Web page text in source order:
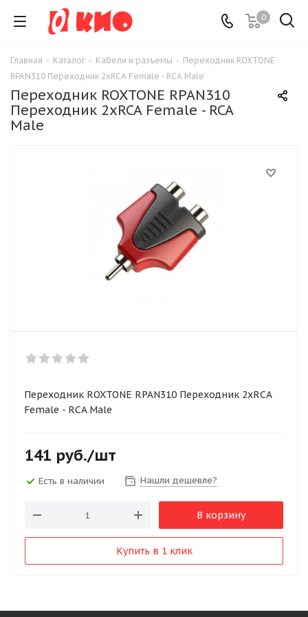
0
Главная - Каталог - Кабели и разъемы - Переходник ROXTONE
RPAN310 Переходник 2xRCA Female - RCA Male
Переходник ROXTONE RPAN310
Переходник 2xRCA Female - RCA
Male
Переходник ROXTONE RPAN310 Переходник 2xRCA
Female - RCA Male
141 руб./шт
Есть в наличии Нашли дешевле?
В корзину
Купить в 1 клик